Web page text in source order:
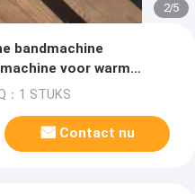
2/5
bandmachine
voor warm
：1 STUKS
Contact nu